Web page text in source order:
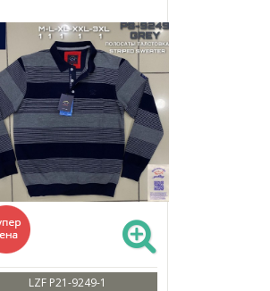
LZF P21-9249-1